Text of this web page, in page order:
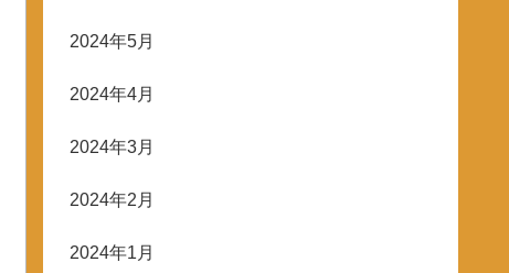
2024年5月
2024年4月
2024年3月
2024年2月
2024年1月